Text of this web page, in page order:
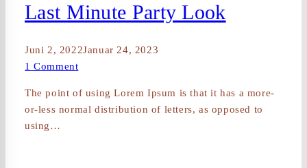
Last Minute Party Look
Juni 2, 2022Januar 24, 2023
1 Comment
The point of using Lorem Ipsum is that it has a more-
or-less normal distribution of letters, as opposed to
using…